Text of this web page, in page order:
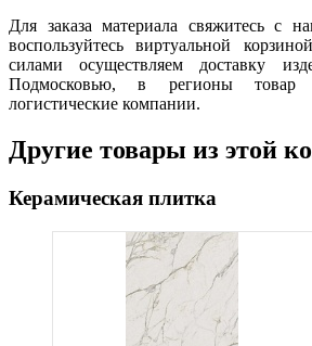
Для заказа материала свяжитесь с
воспользуйтесь виртуальной
силами осуществляем доставку
Подмосковью, в регионы товар
логистические компании.
Другие товары из этой
Керамическая плитка